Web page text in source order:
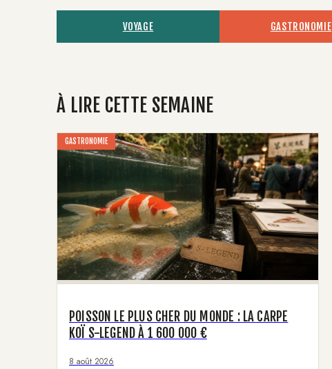
VOYAGE GASTRONOMIE
À LIRE CETTE SEMAINE
GASTRONOMIE
POISSON LE PLUS CHER DU MONDE : LA CARPE
KOÏ S-LEGEND À 1 600 000 €
8 août 2026